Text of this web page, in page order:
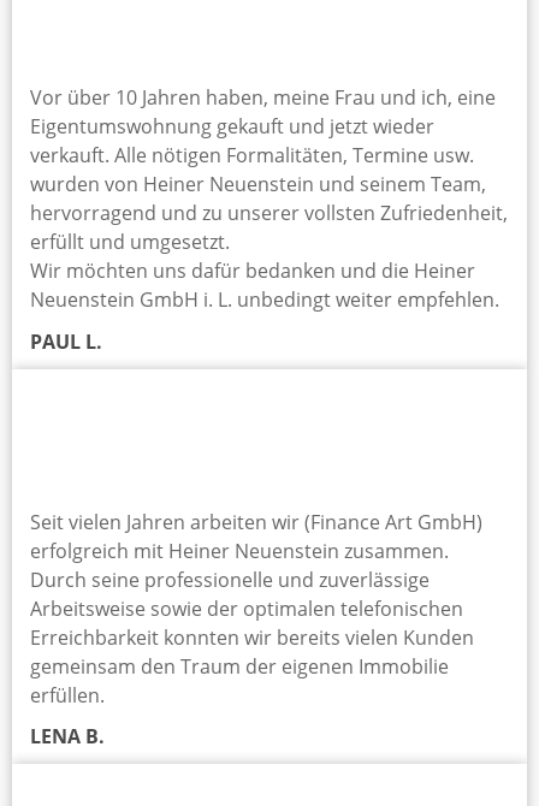
Vor über 10 Jahren haben, meine Frau und ich, eine
Eigentumswohnung gekauft und jetzt wieder
verkauft. Alle nötigen Formalitäten, Termine usw.
wurden von Heiner Neuenstein und seinem Team,
hervorragend und zu unserer vollsten Zufriedenheit,
erfüllt und umgesetzt.
Wir möchten uns dafür bedanken und die Heiner
Neuenstein GmbH i. L. unbedingt weiter empfehlen.
PAUL L.
Seit vielen Jahren arbeiten wir (Finance Art GmbH)
erfolgreich mit Heiner Neuenstein zusammen.
Durch seine professionelle und zuverlässige
Arbeitsweise sowie der optimalen telefonischen
Erreichbarkeit konnten wir bereits vielen Kunden
gemeinsam den Traum der eigenen Immobilie
erfüllen.
LENA B.